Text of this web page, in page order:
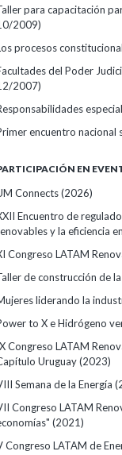
para capacitación
2009)
procesos
del Poder
2007)
encuentro nacional
EN
Connects(2026)
Encuentro de
y la eficiencia
Congreso LATAM
de construcción de
liderando la
to X e Hidrógeno
Congreso LATAM
Uruguay(2023)
Semana de la Energía
Congreso LATAM
(2021)
Congreso LATAM de